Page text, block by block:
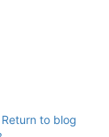
Return to blog